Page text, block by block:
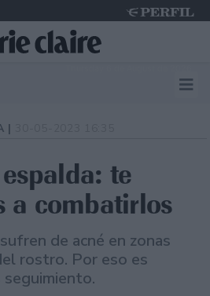
|
te
a combatirlos
de acné en zonas
rostro. Por eso es